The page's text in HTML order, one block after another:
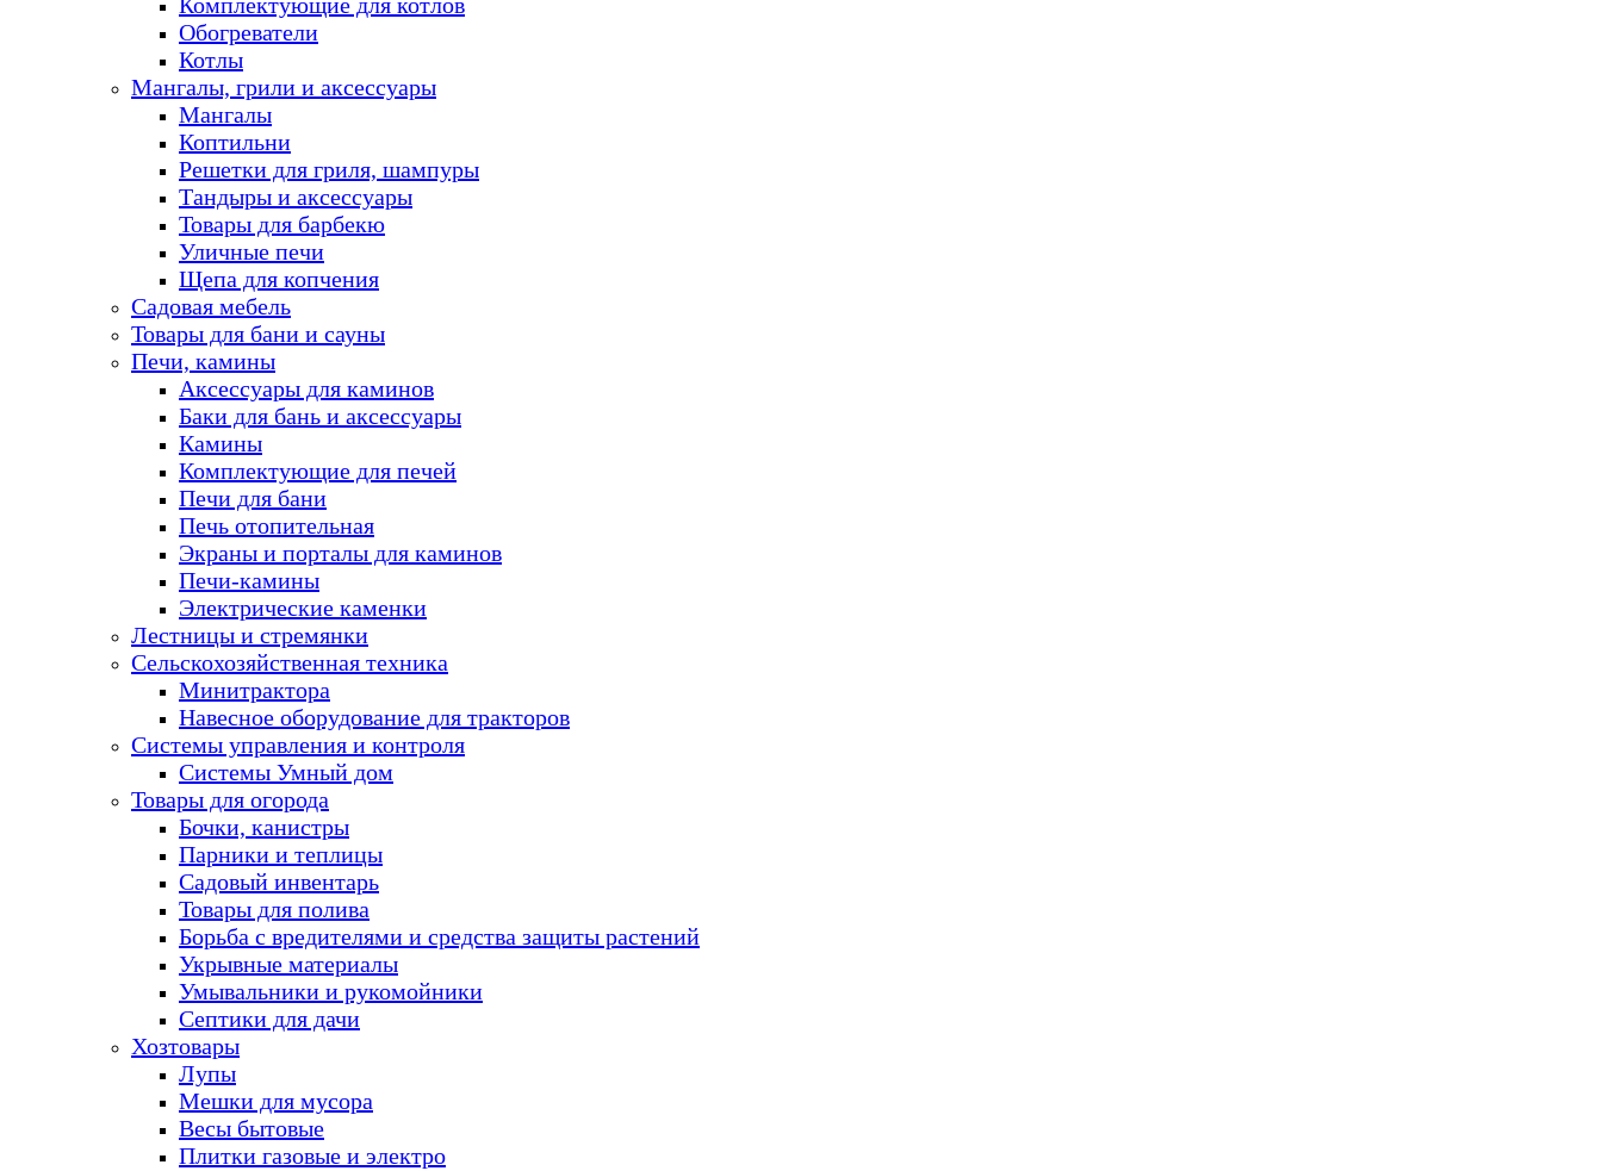
Обогреватели
Котлы
Мангалы, грили и аксессуары
Мангалы
Коптильни
Решетки для гриля, шампуры
Тандыры и аксессуары
Товары для барбекю
Уличные печи
Щепа для копчения
Садовая мебель
Товары для бани и сауны
Печи, камины
Аксессуары для каминов
Баки для бань и аксессуары
Камины
Комплектующие для печей
Печи для бани
Печь отопительная
Экраны и порталы для каминов
Печи-камины
Электрические каменки
Лестницы и стремянки
Сельскохозяйственная техника
Минитрактора
Навесное оборудование для тракторов
Системы управления и контроля
Системы Умный дом
Товары для огорода
Бочки, канистры
Парники и теплицы
Садовый инвентарь
Товары для полива
Борьба с вредителями и средства защиты растений
Укрывные материалы
Умывальники и рукомойники
Септики для дачи
Хозтовары
Лупы
Мешки для мусора
Весы бытовые
Плитки газовые и электро